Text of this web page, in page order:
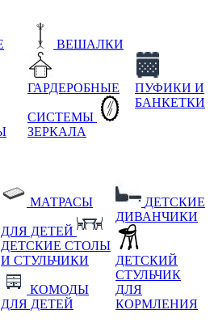
ВЕШАЛКИ
ГАРДЕРОБНЫЕ
СИСТЕМЫ
ЗЕРКАЛА
ПУФИКИ И
БАНКЕТКИ
МАТРАСЫ
ДЛЯ ДЕТЕЙ
ДЕТСКИЕ СТОЛЫ
И СТУЛЬЧИКИ
КОМОДЫ
ДЛЯ ДЕТЕЙ
ДЕТСКИЕ
ДИВАНЧИКИ
ДЕТСКИЙ
СТУЛЬЧИК
ДЛЯ
КОРМЛЕНИЯ